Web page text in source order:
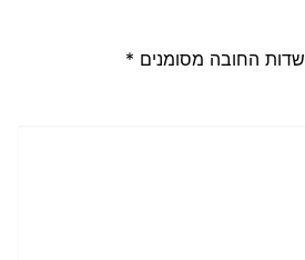
שדות החובה מסומנים *